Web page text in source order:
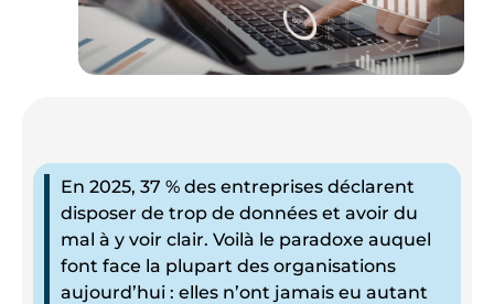
En 2025, 37 % des entreprises déclarent
disposer de trop de données et avoir du
mal à y voir clair. Voilà le paradoxe auquel
font face la plupart des organisations
aujourd’hui : elles n’ont jamais eu autant